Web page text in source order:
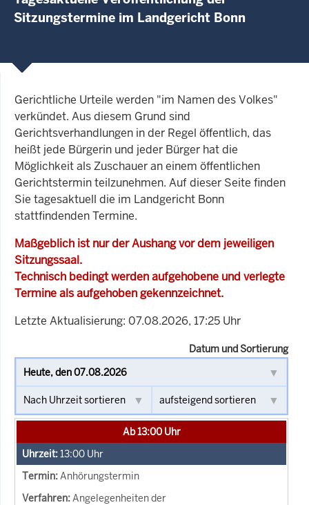
Sitzungstermine im Landgericht Bonn
Gerichtliche Urteile werden "im Namen des Volkes"
verkündet. Aus diesem Grund sind
Gerichtsverhandlungen in der Regel öffentlich, das
heißt jede Bürgerin und jeder Bürger hat die
Möglichkeit als Zuschauer an einem öffentlichen
Gerichtstermin teilzunehmen. Auf dieser Seite finden
Sie tagesaktuell die im Landgericht Bonn
stattfindenden Termine.
Maßgeblich ist nur der Aushang vor dem jeweiligen
Sitzungssaal.
Technisch bedingt werden aufgehobene und verlegte
Termine als aufgehoben gekennzeichnet.
Letzte Aktualisierung: 07.08.2026, 17:25 Uhr
Datum und Sortierung
Ab 13:00 Uhr
13:00 Uhr
Anhörungstermin
Angelegenheiten der